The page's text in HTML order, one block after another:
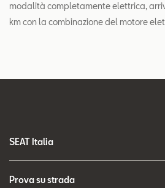
modalità completamente elettrica,
km con la combinazione del motore
SEAT Italia
Prova su strada